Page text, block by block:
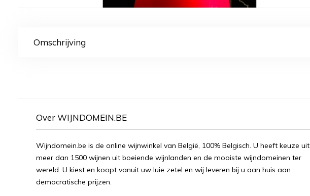
Omschrijving
Over WIJNDOMEIN.BE
Wijndomein.be is de online wijnwinkel van België, 100% Belgisch. U heeft keuze uit
meer dan 1500 wijnen uit boeiende wijnlanden en de mooiste wijndomeinen ter
wereld. U kiest en koopt vanuit uw luie zetel en wij leveren bij u aan huis aan
democratische prijzen.